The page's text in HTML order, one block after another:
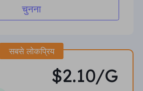
चुनना
सबसे लोकप्रिय
$2.10/G